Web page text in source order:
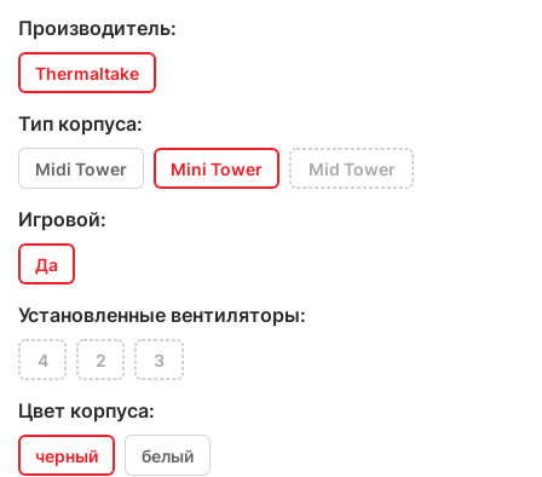
Производитель:
Thermaltake
Тип корпуса:
Midi Tower Mini Tower Mid Tower
Игровой:
Да
Установленные вентиляторы:
4 2 3
Цвет корпуса:
черный белый